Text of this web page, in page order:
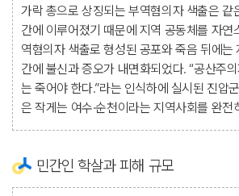
가락 총으로 상징되는 부역혐의자 색출은 같
간에 이루어졌기 때문에 지역 공동체를 자연
역혐의자 색출로 형성된 공포와 죽음 뒤에는
간에 불신과 증오가 내면화되었다. “공산주
는 죽어야 한다.”라는 인식하에 실시된 진압
은 작게는 여수·순천이라는 지역사회를 완전
민간인 학살과 피해 규모